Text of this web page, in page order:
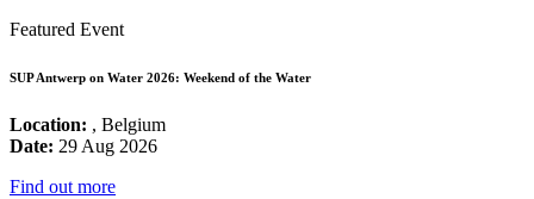
Featured Event
SUP Antwerp on Water 2026: Weekend of the Water
Location: , Belgium
Date: 29 Aug 2026
Find out more